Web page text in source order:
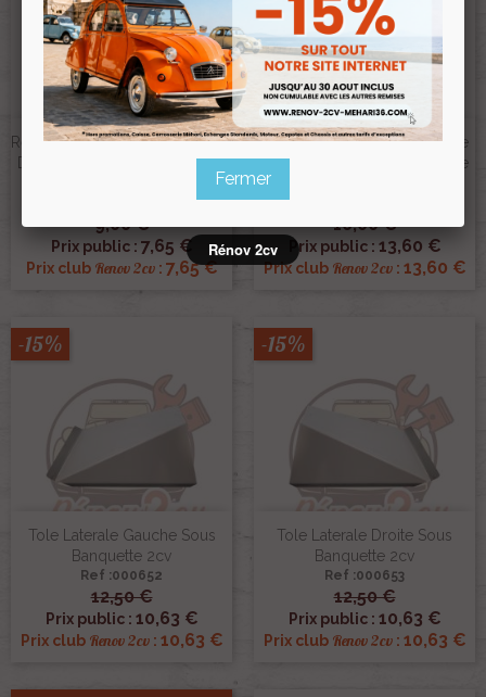
Renfort Cloison Verticale Droite
Dans Caisson Sous Banquette
9,00 €
Prix public : 7,65 €
Prix club Renov 2cv: 7,65 €
Renfort De Pied De Banquette
Dans Caisson Sous Banquette
16,00 €
Prix public : 13,60 €
Prix club Renov 2cv: 13,60 €
Tole Laterale Gauche Sous
Banquette 2cv
Ref :000652
12,50 €
Prix public : 10,63 €
Prix club Renov 2cv: 10,63 €
-15%
Tole Laterale Droite Sous
Banquette 2cv
Ref :000653
12,50 €
Prix public : 10,63 €
Prix club Renov 2cv: 10,63 €
-15%
Fermer
Rénov 2cv